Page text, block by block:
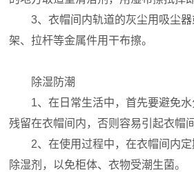
3、衣帽间内轨道的灰尘用吸尘器
架、拉杆等金属件用干布擦。
除湿防潮
1、在日常生活中，首先要避免水
残留在衣帽间内，否则容易引起衣帽
2、在使用过程中，在衣帽间内定
除湿剂，以免柜体、衣物受潮生菌。